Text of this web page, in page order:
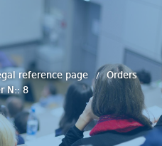
reference page
Orders
N:: 8